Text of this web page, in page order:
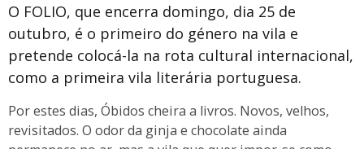
O FOLIO, que encerra domingo, dia 25 de
outubro, é o primeiro do género na vila e
pretende colocá-la na rota cultural internacional,
como a primeira vila literária portuguesa.
Por estes dias, Óbidos cheira a livros. Novos, velhos,
revisitados. O odor da ginja e chocolate ainda